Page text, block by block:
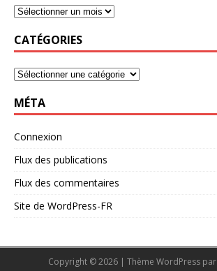
CATÉGORIES
MÉTA
Connexion
Flux des publications
Flux des commentaires
Site de WordPress-FR
Copyright © 2026 | Thème WordPress par